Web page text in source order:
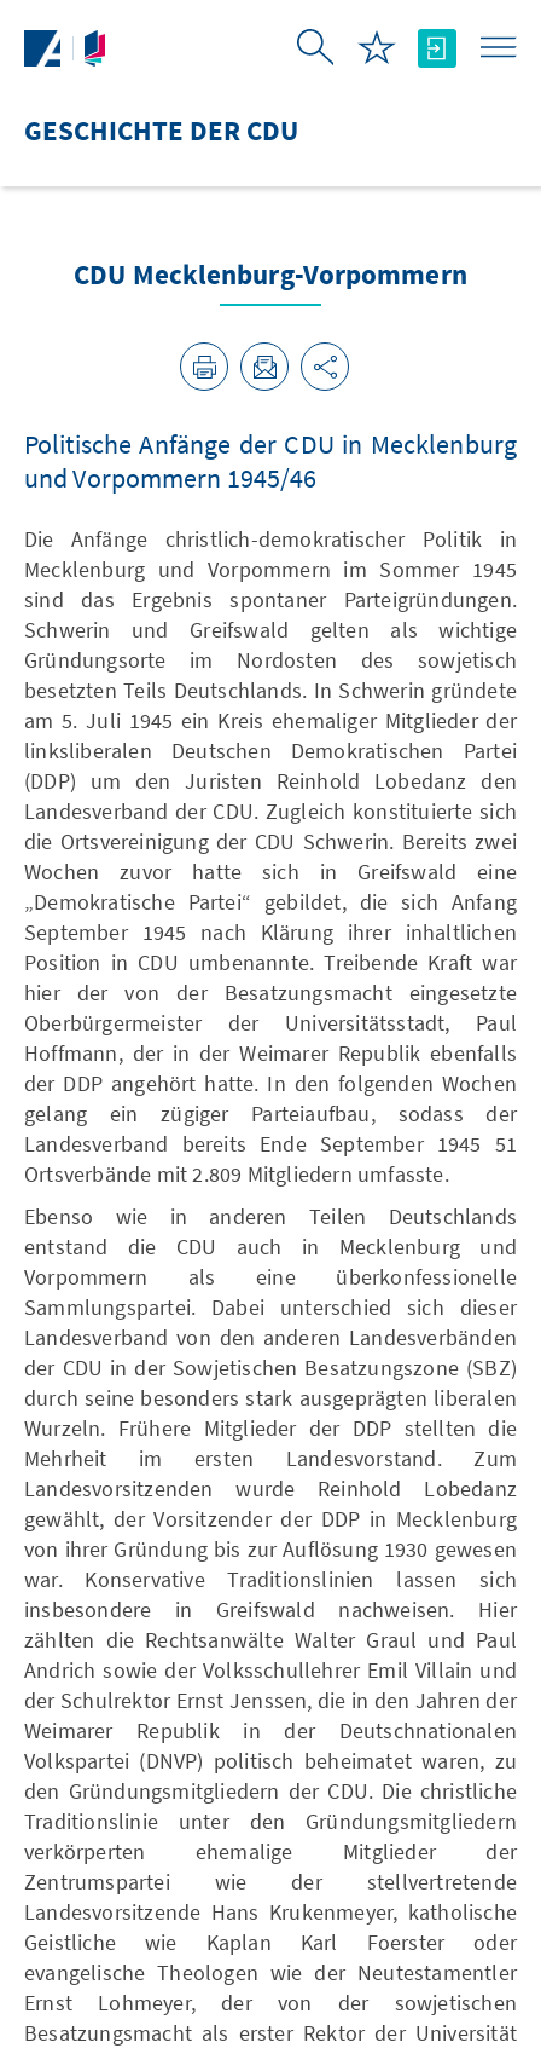
GESCHICHTE DER CDU
CDU Mecklenburg-Vorpommern
Politische Anfänge der CDU in Mecklenburg
und Vorpommern 1945/46
Die Anfänge christlich-demokratischer Politik in
Mecklenburg und Vorpommern im Sommer 1945
sind das Ergebnis spontaner Parteigründungen.
Schwerin und Greifswald gelten als wichtige
Gründungsorte im Nordosten des sowjetisch
besetzten Teils Deutschlands. In Schwerin gründete
am 5. Juli 1945 ein Kreis ehemaliger Mitglieder der
linksliberalen Deutschen Demokratischen Partei
(DDP) um den Juristen Reinhold Lobedanz den
Landesverband der CDU. Zugleich konstituierte sich
die Ortsvereinigung der CDU Schwerin. Bereits zwei
Wochen zuvor hatte sich in Greifswald eine
„Demokratische Partei“ gebildet, die sich Anfang
September 1945 nach Klärung ihrer inhaltlichen
Position in CDU umbenannte. Treibende Kraft war
hier der von der Besatzungsmacht eingesetzte
Oberbürgermeister der Universitätsstadt, Paul
Hoffmann, der in der Weimarer Republik ebenfalls
der DDP angehört hatte. In den folgenden Wochen
gelang ein zügiger Parteiaufbau, sodass der
Landesverband bereits Ende September 1945 51
Ortsverbände mit 2.809 Mitgliedern umfasste.
Ebenso wie in anderen Teilen Deutschlands
entstand die CDU auch in Mecklenburg und
Vorpommern als eine überkonfessionelle
Sammlungspartei. Dabei unterschied sich dieser
Landesverband von den anderen Landesverbänden
der CDU in der Sowjetischen Besatzungszone (SBZ)
durch seine besonders stark ausgeprägten liberalen
Wurzeln. Frühere Mitglieder der DDP stellten die
Mehrheit im ersten Landesvorstand. Zum
Landesvorsitzenden wurde Reinhold Lobedanz
gewählt, der Vorsitzender der DDP in Mecklenburg
von ihrer Gründung bis zur Auflösung 1930 gewesen
war. Konservative Traditionslinien lassen sich
insbesondere in Greifswald nachweisen. Hier
zählten die Rechtsanwälte Walter Graul und Paul
Andrich sowie der Volksschullehrer Emil Villain und
der Schulrektor Ernst Jenssen, die in den Jahren der
Weimarer Republik in der Deutschnationalen
Volkspartei (DNVP) politisch beheimatet waren, zu
den Gründungsmitgliedern der CDU. Die christliche
Traditionslinie unter den Gründungsmitgliedern
verkörperten ehemalige Mitglieder der
Zentrumspartei wie der stellvertretende
Landesvorsitzende Hans Krukenmeyer, katholische
Geistliche wie Kaplan Karl Foerster oder
evangelische Theologen wie der Neutestamentler
Ernst Lohmeyer, der von der sowjetischen
Besatzungsmacht als erster Rektor der Universität